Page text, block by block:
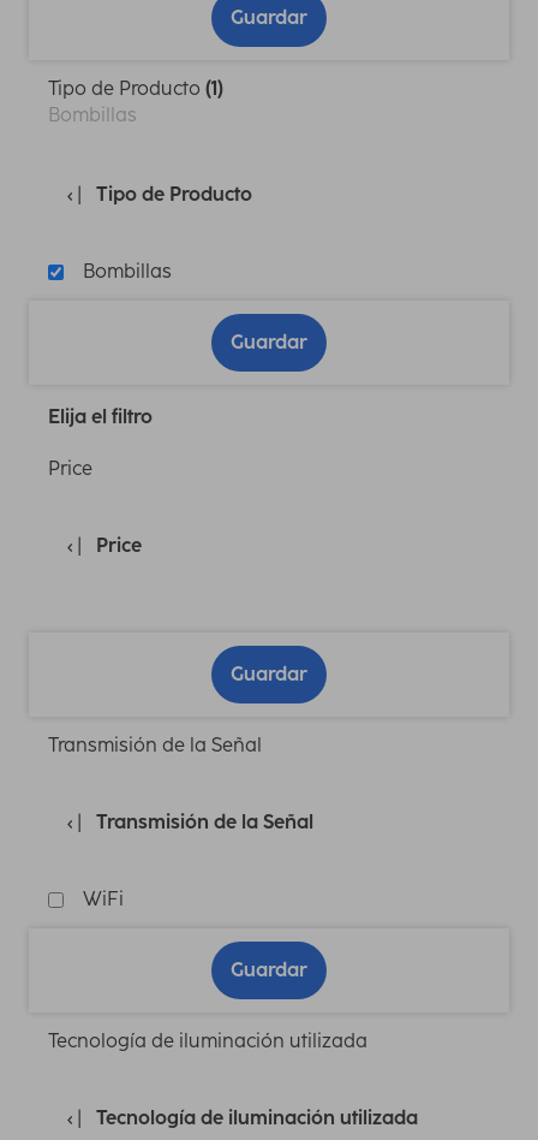
Guardar
Tipo de Producto (1)
Bombillas
Tipo de Producto
Bombillas
Guardar
Elija el filtro
Price
Price
Guardar
Transmisión de la Señal
Transmisión de la Señal
WiFi
Guardar
Tecnología de iluminación utilizada
Tecnología de iluminación utilizada